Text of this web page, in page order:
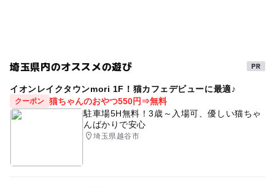
テニス 春休みおでかけ
自然体験 野球 夏休み2026 さいたま
ラグビー場 バーベキューができる
冬休み2025-2026 埼京線(埼玉県)
埼玉県内のオススメの遊び
イオンレイクタウンmori 1F！猫カフェデビューに最適♪
クーポン 猫ちゃんのおやつ550円⇒無料
駐車場5H無料！3歳～入場可、優しい猫ちゃ
んばかりで安心
埼玉県越谷市